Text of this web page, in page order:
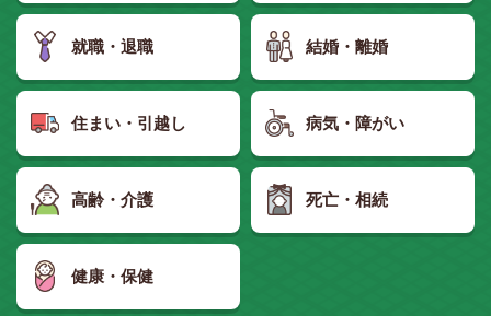
就職・退職 結婚・離婚
住まい・引越し 病気・障がい
高齢・介護 死亡・相続
健康・保健